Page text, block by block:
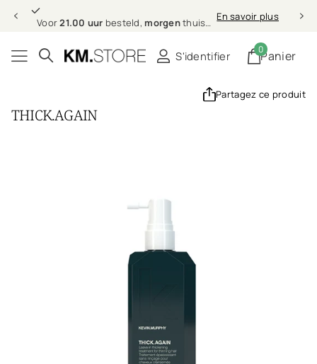
morgenthuis (in NL & BE)
morgen
Professionelehaarverzorging
S'identifier Panier
0
Partagez ce produit
THICK.AGAIN